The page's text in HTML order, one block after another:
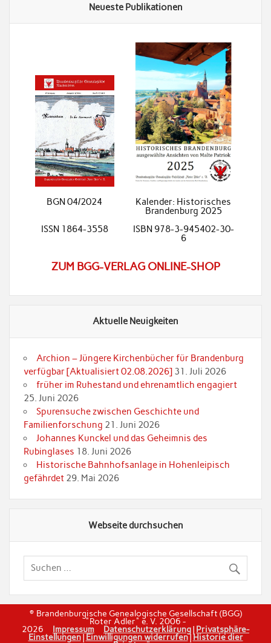
Neueste Publikationen
BGN 04/2024
Kalender: Historisches
Brandenburg 2025
ISSN 1864-3558
ISBN 978-3-945402-30-
6
ZUM BGG-VERLAG ONLINE-SHOP
Aktuelle Neuigkeiten
Archion – Jüngere Kirchenbücher für Brandenburg
verfügbar [Aktualisiert 02.08.2026] 31. Juli 2026
früher im Ruhestand und ehrenamtlich engagiert
25. Juni 2026
Spurensuche zwischen Geschichte und
Familienforschung 21. Juni 2026
Johannes Kunckel und das Geheimnis des
Rubinglases 18. Juni 2026
Historische Bahnhofsanlage in Hohenleipisch
gefährdet 29. Mai 2026
Webseite durchsuchen
© Brandenburgische Genealogische Gesellschaft (BGG)
"Roter Adler" e. V. 2006 -
2026 Impressum Datenschutzerklärung| Privatsphäre-
Einstellungen| Einwilligungen widerrufen|Historie dier